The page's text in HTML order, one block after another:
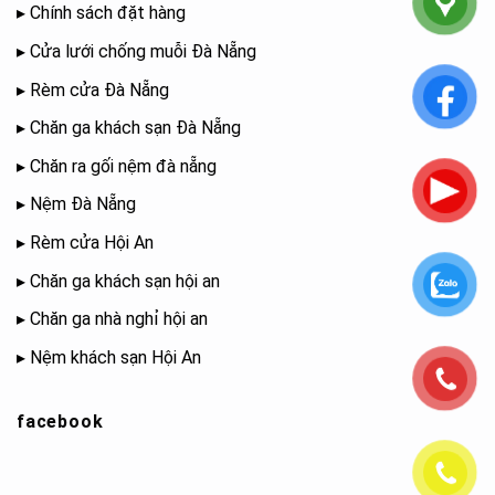
▸ Chính sách đặt hàng
▸ Cửa lưới chống muỗi Đà Nẵng
▸ Rèm cửa Đà Nẵng
▸ Chăn ga khách sạn Đà Nẵng
▸ Chăn ra gối nệm đà nẵng
▸ Nệm Đà Nẵng
▸ Rèm cửa Hội An
▸ Chăn ga khách sạn hội an
▸ Chăn ga nhà nghỉ hội an
▸ Nệm khách sạn Hội An
facebook